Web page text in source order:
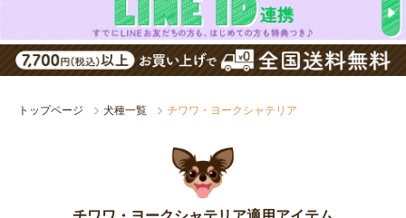
トップページ 犬種一覧 チワワ・ヨークシャテリア